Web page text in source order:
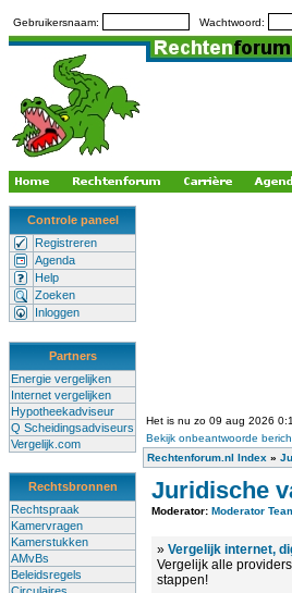
Gebruikersnaam: Wachtwoord:
Controle paneel
Registreren
Agenda
Help
Zoeken
Inloggen
Partners
Energie vergelijken
Internet vergelijken
Hypotheekadviseur
Q Scheidingsadviseurs
Vergelijk.com
Rechtsbronnen
Rechtspraak
Kamervragen
Kamerstukken
AMvBs
Beleidsregels
Het is nu zo 09 aug 2026
Bekijk onbeantwoorde
Rechtenforum.nl Index »
Juridische
Moderator: Moderator
» Vergelijk internet,
Vergelijk alle
stappen!